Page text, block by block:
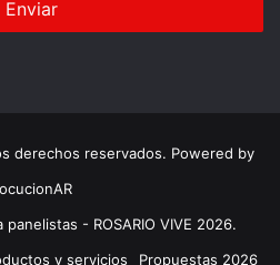
derechos reservados. Powered by
- ROSARIO VIVE 2026.
y servicios Propuestas 2026